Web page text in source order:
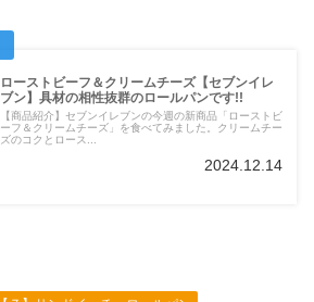
ローストビーフ＆クリームチーズ【セブンイレ
ブン】具材の相性抜群のロールパンです!!
【商品紹介】セブンイレブンの今週の新商品「ローストビ
ーフ＆クリームチーズ」を食べてみました。クリームチー
ズのコクとロース...
2024.12.14